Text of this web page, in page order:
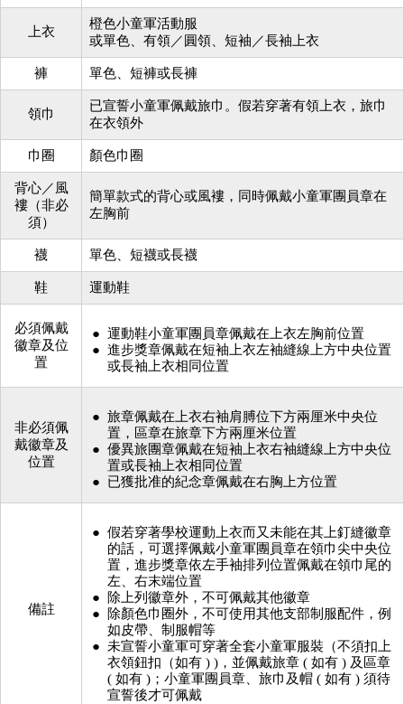
上衣
橙色小童軍活動服
或單色、有領／圓領、短袖／長袖上衣
褲 單色、短褲或長褲
領巾
已宣誓小童軍佩戴旅巾。假若穿著有領上衣，旅巾
在衣領外
巾圈 顏色巾圈
背心／風
褸（非必
須）
簡單款式的背心或風褸，同時佩戴小童軍團員章在
左胸前
襪 單色、短襪或長襪
鞋 運動鞋
必須佩戴
徽章及位
置
運動鞋小童軍團員章佩戴在上衣左胸前位置
進步獎章佩戴在短袖上衣左袖縫線上方中央位置
或長袖上衣相同位置
非必須佩
戴徽章及
位置
旅章佩戴在上衣右袖肩膊位下方兩厘米中央位
置，區章在旅章下方兩厘米位置
優異旅團章佩戴在短袖上衣右袖縫線上方中央位
置或長袖上衣相同位置
已獲批准的紀念章佩戴在右胸上方位置
備註
假若穿著學校運動上衣而又未能在其上釘縫徽章
的話，可選擇佩戴小童軍團員章在領巾尖中央位
置，進步獎章依左手袖排列位置佩戴在領巾尾的
左、右末端位置
除上列徽章外，不可佩戴其他徽章
除顏色巾圈外，不可使用其他支部制服配件，例
如皮帶、制服帽等
未宣誓小童軍可穿著全套小童軍服裝（不須扣上
衣領鈕扣（如有 ) )，並佩戴旅章 ( 如有 ) 及區章
( 如有 )；小童軍團員章、旅巾及帽 ( 如有 ) 須待
宣誓後才可佩戴